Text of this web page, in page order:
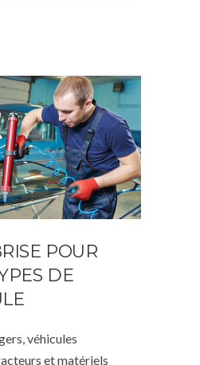
POUR
DE
véhicules
et matériels